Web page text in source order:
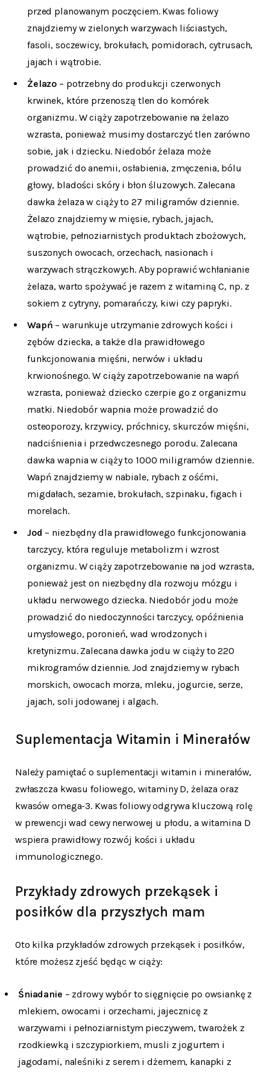
przed planowanym poczęciem. Kwas foliowy
znajdziemy w zielonych warzywach liściastych,
fasoli, soczewicy, brokułach, pomidorach, cytrusach,
jajach i wątrobie.
Żelazo – potrzebny do produkcji czerwonych
krwinek, które przenoszą tlen do komórek
organizmu. W ciąży zapotrzebowanie na żelazo
wzrasta, ponieważ musimy dostarczyć tlen zarówno
sobie, jak i dziecku. Niedobór żelaza może
prowadzić do anemii, osłabienia, zmęczenia, bólu
głowy, bladości skóry i błon śluzowych. Zalecana
dawka żelaza w ciąży to 27 miligramów dziennie.
Żelazo znajdziemy w mięsie, rybach, jajach,
wątrobie, pełnoziarnistych produktach zbożowych,
suszonych owocach, orzechach, nasionach i
warzywach strączkowych. Aby poprawić wchłanianie
żelaza, warto spożywać je razem z witaminą C, np. z
sokiem z cytryny, pomarańczy, kiwi czy papryki.
Wapń – warunkuje utrzymanie zdrowych kości i
zębów dziecka, a także dla prawidłowego
funkcjonowania mięśni, nerwów i układu
krwionośnego. W ciąży zapotrzebowanie na wapń
wzrasta, ponieważ dziecko czerpie go z organizmu
matki. Niedobór wapnia może prowadzić do
osteoporozy, krzywicy, próchnicy, skurczów mięśni,
nadciśnienia i przedwczesnego porodu. Zalecana
dawka wapnia w ciąży to 1000 miligramów dziennie.
Wapń znajdziemy w nabiale, rybach z ośćmi,
migdałach, sezamie, brokułach, szpinaku, figach i
morelach.
Jod – niezbędny dla prawidłowego funkcjonowania
tarczycy, która reguluje metabolizm i wzrost
organizmu. W ciąży zapotrzebowanie na jod wzrasta,
ponieważ jest on niezbędny dla rozwoju mózgu i
układu nerwowego dziecka. Niedobór jodu może
prowadzić do niedoczynności tarczycy, opóźnienia
umysłowego, poronień, wad wrodzonych i
kretynizmu. Zalecana dawka jodu w ciąży to 220
mikrogramów dziennie. Jod znajdziemy w rybach
morskich, owocach morza, mleku, jogurcie, serze,
jajach, soli jodowanej i algach.
Suplementacja Witamin i Minerałów
Należy pamiętać o suplementacji witamin i minerałów,
zwłaszcza kwasu foliowego, witaminy D, żelaza oraz
kwasów omega-3. Kwas foliowy odgrywa kluczową rolę
w prewencji wad cewy nerwowej u płodu, a witamina D
wspiera prawidłowy rozwój kości i układu
immunologicznego.
Przykłady zdrowych przekąsek i
posiłków dla przyszłych mam
Oto kilka przykładów zdrowych przekąsek i posiłków,
które możesz zjeść będąc w ciąży:
Śniadanie – zdrowy wybór to sięgnięcie po owsiankę z
mlekiem, owocami i orzechami, jajecznicę z
warzywami i pełnoziarnistym pieczywem, twarożek z
rzodkiewką i szczypiorkiem, musli z jogurtem i
jagodami, naleśniki z serem i dżemem, kanapki z